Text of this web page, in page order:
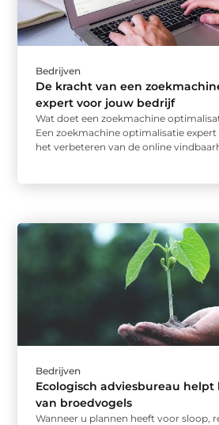
Bedrijven
De kracht van een
expert voor jouw bedrijf
Wat doet een zoekmachine
Een zoekmachine optimalisatie expert
het verbeteren van de online
Bedrijven
Ecologisch adviesbureau
van broedvogels
Wanneer u plannen heeft voor sloop,